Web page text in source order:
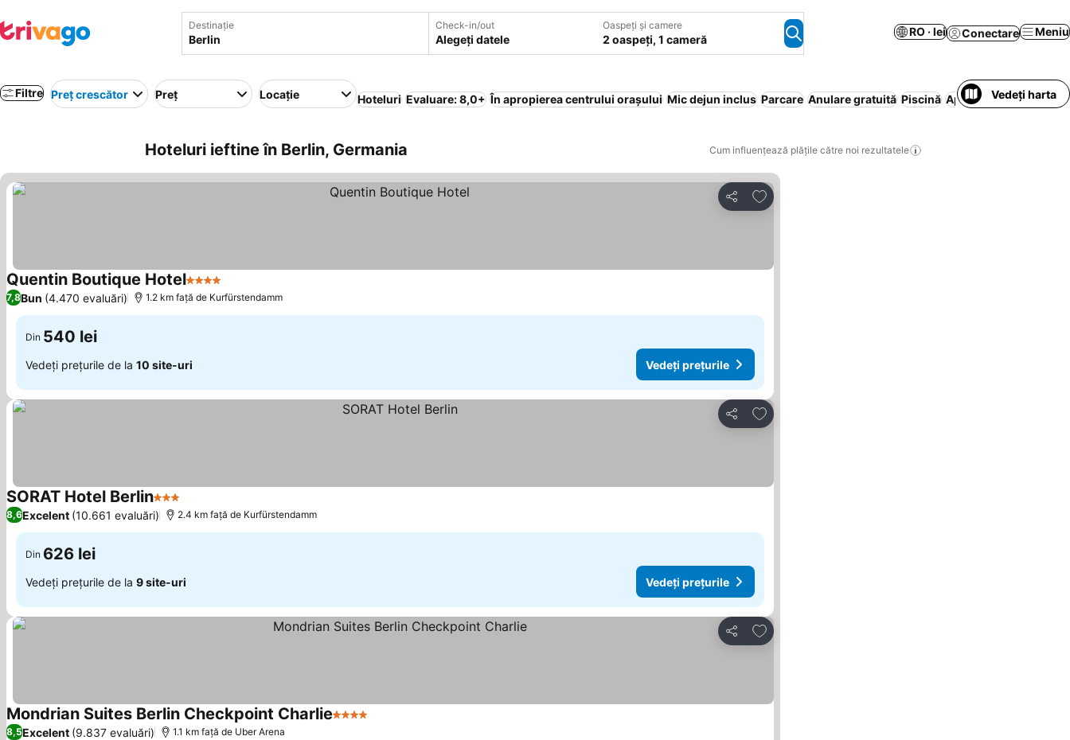
Destinație Check-in/out
Alegeți datele
Oaspeți și camere
2 oaspeți, 1 cameră
RO · lei Conectare Meniu
Filtre Preț crescător Preț Locație Hoteluri Evaluare: 8,0+ În apropierea centrului orașului Mic dejun inclus Parcare Anulare gratuită Piscină Apartament în regim
Vedeți harta
Hoteluri ieftine în Berlin, Germania Cum influențează plățile către noi rezultatele
Distribuiți
Adăugaţi la favorite
Quentin Boutique Hotel4 Stele
7,8Bun (4.470 evaluări) 1.2 km faţă de Kurfürstendamm
Din 540 lei
Vedeți prețurile de la 10 site-uri Vedeți prețurile
Distribuiți
Adăugaţi la favorite
SORAT Hotel Berlin3 Stele
8,6Excelent (10.661 evaluări) 2.4 km faţă de Kurfürstendamm
Din 626 lei
Vedeți prețurile de la 9 site-uri Vedeți prețurile
Distribuiți
Adăugaţi la favorite
Mondrian Suites Berlin Checkpoint Charlie4 Stele
8,5Excelent (9.837 evaluări) 1.1 km faţă de Uber Arena